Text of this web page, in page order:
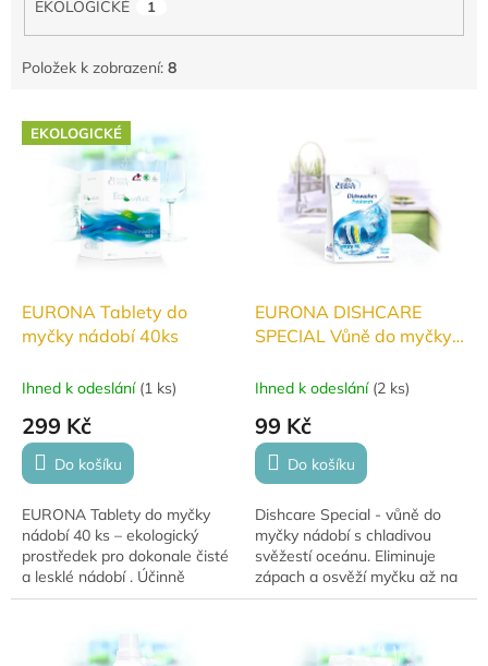
EKOLOGICKÉ 1
Položek k zobrazení: 8
V EKOLOGICKÉ
EURONA Tablety do
myčky nádobí 40ks
Ihned k odeslání (1 ks)
299 Kč
Do košíku
EURONA Tablety do myčky
nádobí 40 ks – ekologický
prostředek pro dokonale čisté
a lesklé nádobí . Účinně
odstraňuje zaschlé nečistoty a
bez šmouh a...
EURONA DISHCARE
SPECIAL Vůně do myčky
Ihned k odeslání (2 ks)
99 Kč
Do košíku
Dishcare Special - vůně do
myčky nádobí s chladivou
svěžestí oceánu. Eliminuje
zápach a osvěží myčku až na
60 mycích cyklů.